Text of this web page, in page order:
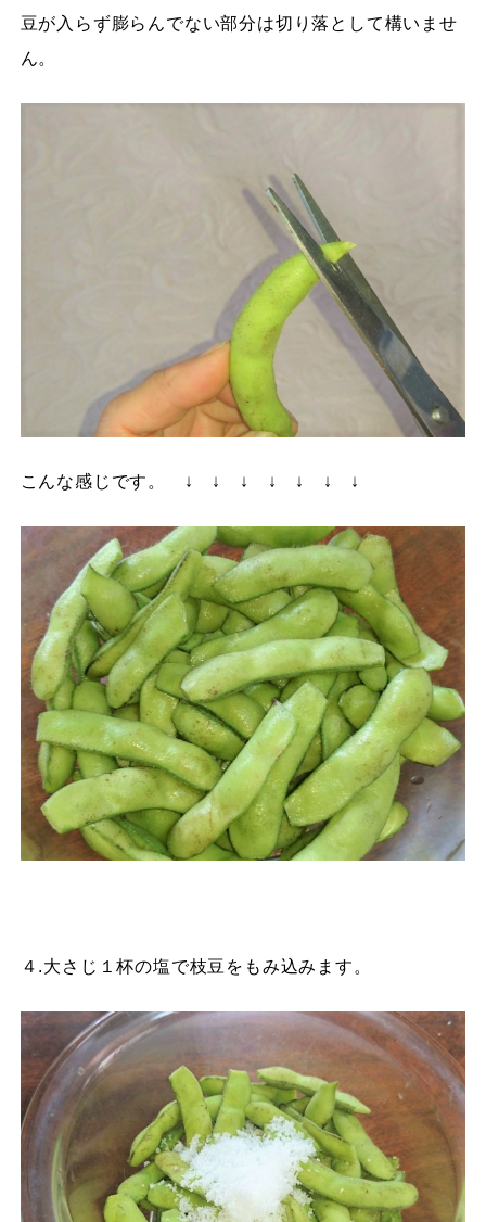
豆が入らず膨らんでない部分は切り落として構いませ
ん。
こんな感じです。 ↓ ↓ ↓ ↓ ↓ ↓ ↓
４.大さじ１杯の塩で枝豆をもみ込みます。